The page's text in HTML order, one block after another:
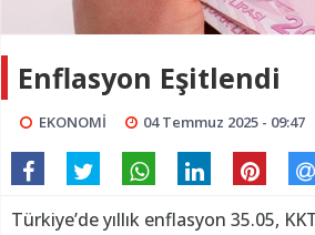
Enflasyon Eşitlendi
EKONOMİ 04 Temmuz 2025 - 09:47
Türkiye’de yıllık enflasyon 35.05,